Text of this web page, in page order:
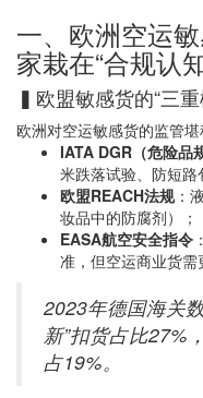
一、欧洲空运
家栽在“合规认
▍欧盟敏感货的“三重
欧洲对空运敏感货的监管
IATA DGR（危险品
米跌落试验、防短路
欧盟REACH法规：
妆品中的防腐剂）；
EASA航空安全指令
准，但空运商业货需
2023年德国海关
新”扣货占比27%
占19%。